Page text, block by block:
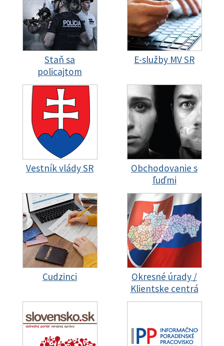
Staň sa
policajtom
E-služby MV SR
Vestník vlády SR
Obchodovanie s
ľuďmi
Cudzinci
Okresné úrady /
Klientske centrá